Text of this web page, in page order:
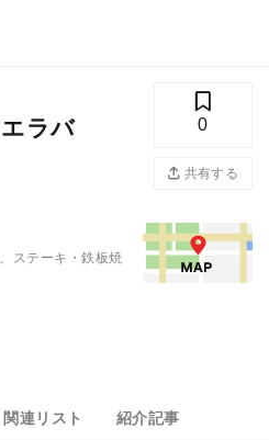
ラバ 0
共有する
ステーキ・鉄板焼
関連リスト 紹介記事